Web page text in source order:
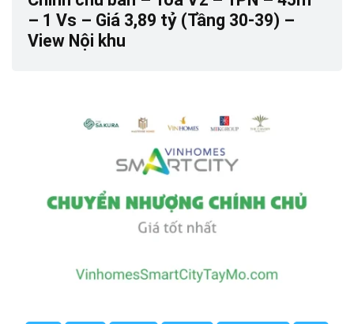
– 1 Vs – Giá 3,89 tỷ (Tầng 30-39) –
View Nội khu